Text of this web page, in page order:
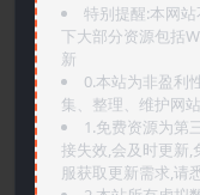
特别提醒:本网
下大部分资源包括
新
0.本站为非盈利
集、整理、维护网
1.免费资源为第
接失效,会及时更新,
服获取更新需求,请